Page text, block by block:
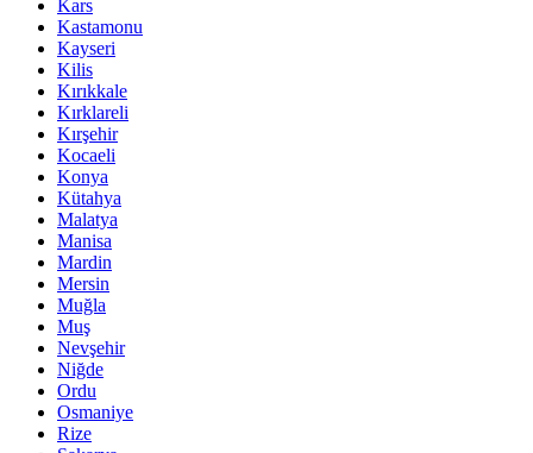
Kars
Kastamonu
Kayseri
Kilis
Kırıkkale
Kırklareli
Kırşehir
Kocaeli
Konya
Kütahya
Malatya
Manisa
Mardin
Mersin
Muğla
Muş
Nevşehir
Niğde
Ordu
Osmaniye
Rize